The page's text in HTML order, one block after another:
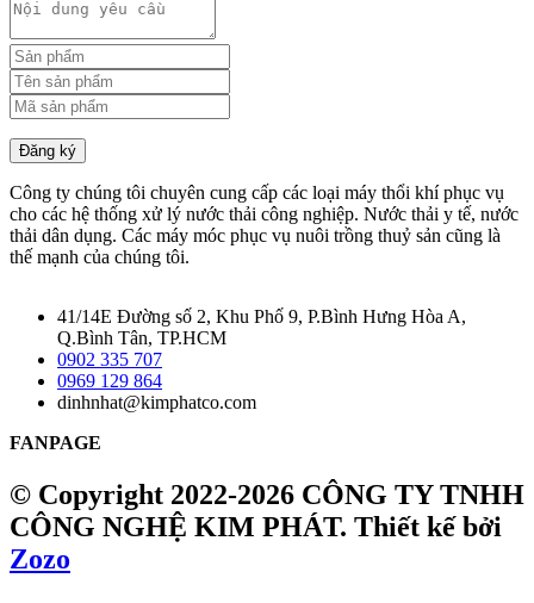
Đăng ký
Công ty chúng tôi chuyên cung cấp các loại máy thổi khí phục vụ
cho các hệ thống xử lý nước thải công nghiệp. Nước thải y tế, nước
thải dân dụng. Các máy móc phục vụ nuôi trồng thuỷ sản cũng là
thế mạnh của chúng tôi.
41/14E Đường số 2, Khu Phố 9, P.Bình Hưng Hòa A,
Q.Bình Tân, TP.HCM
0902 335 707
0969 129 864
dinhnhat@kimphatco.com
FANPAGE
© Copyright 2022-2026 CÔNG TY TNHH
CÔNG NGHỆ KIM PHÁT. Thiết kế bởi
Zozo